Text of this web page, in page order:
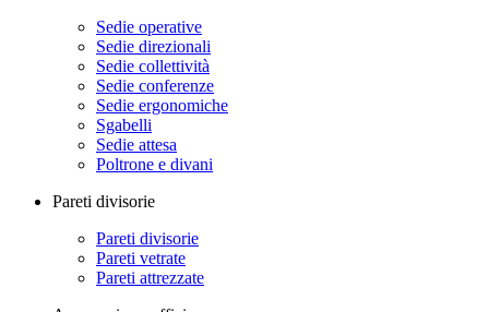
Sedie operative
Sedie direzionali
Sedie collettività
Sedie conferenze
Sedie ergonomiche
Sgabelli
Sedie attesa
Poltrone e divani
Pareti divisorie
Pareti divisorie
Pareti vetrate
Pareti attrezzate